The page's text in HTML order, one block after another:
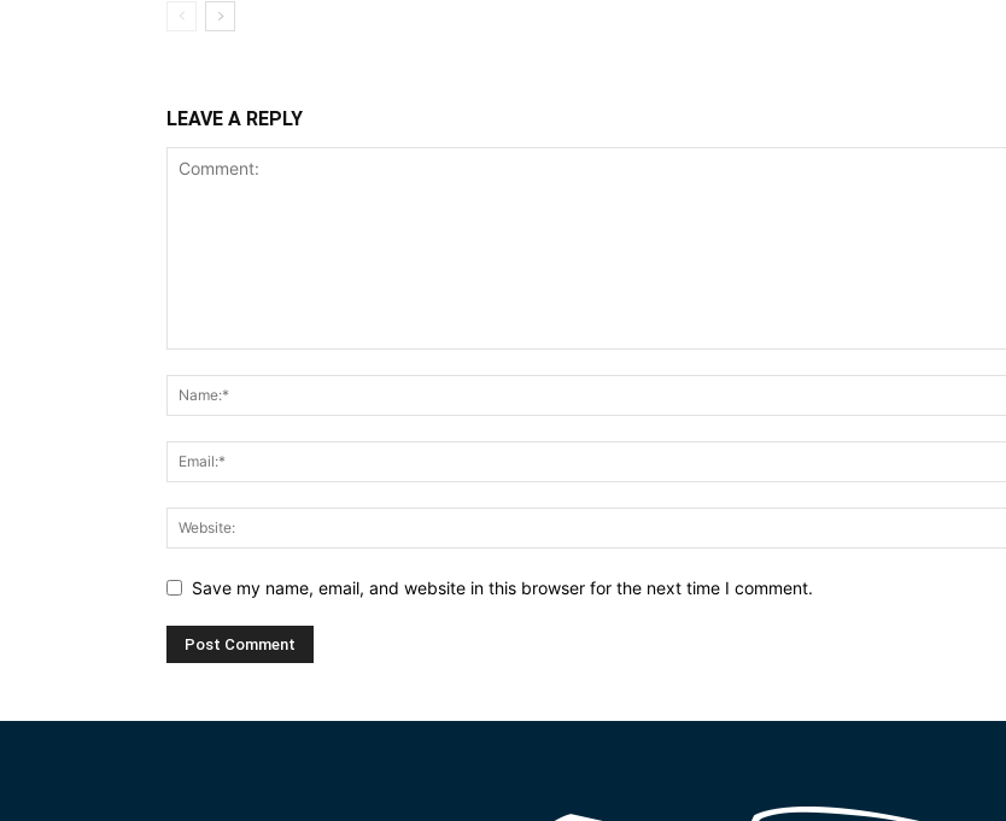
LEAVE A REPLY
Save my name, email, and website in this browser for the next time I comment.